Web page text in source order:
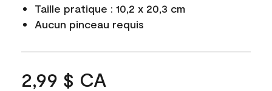
Taille pratique : 10,2 x 20,3 cm
Aucun pinceau requis
2,99 $ CA